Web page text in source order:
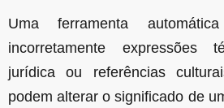
Uma ferramenta
incorretamente expressões
jurídica ou referências
podem alterar o significado de